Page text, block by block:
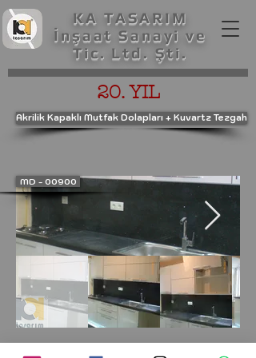
KA TASARIM
İnşaat Sanayi ve
Tic. Ltd. Şti.
20. YIL
Akrilik Kapaklı Mutfak Dolapları + Kuvartz Tezgah
MD - 00900